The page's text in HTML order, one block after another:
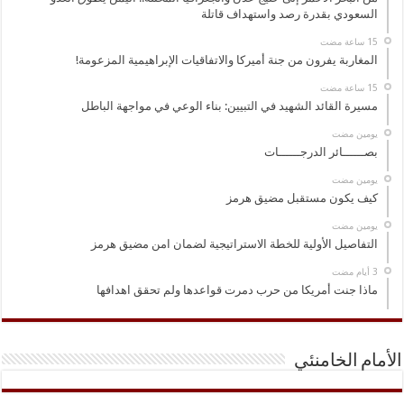
السعودي بقدرة رصد واستهداف قاتلة
المغاربة يفرون من جنة أميركا والاتفاقيات الإبراهيمية المزعومة!
مسيرة القائد الشهيد في التبيين: بناء الوعي في مواجهة الباطل
‏يومين مضت
بصــــــائر الدرجــــــات
‏يومين مضت
كيف يكون مستقبل مضيق هرمز
‏يومين مضت
التفاصيل الأولية للخطة الاستراتيجية لضمان امن مضيق هرمز
ماذا جنت أمريكا من حرب دمرت قواعدها ولم تحقق اهدافها
الأمام الخامنئي